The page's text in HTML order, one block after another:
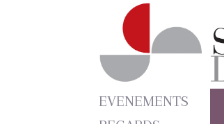
EVENEMENTS